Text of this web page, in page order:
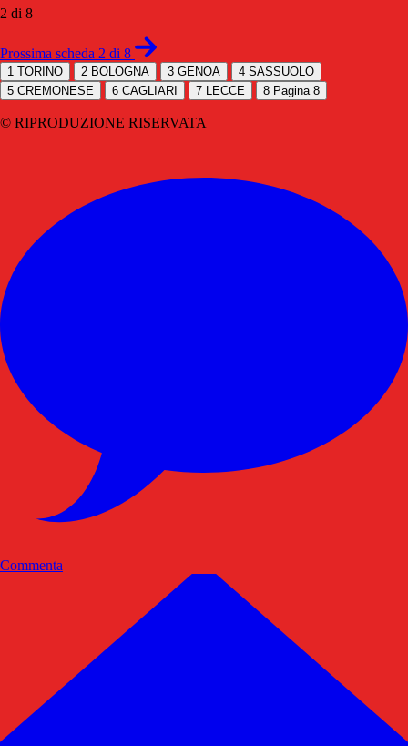
2 di 8
Prossima scheda 2 di 8
1 TORINO 2 BOLOGNA 3 GENOA 4 SASSUOLO
5 CREMONESE 6 CAGLIARI 7 LECCE 8 Pagina 8
© RIPRODUZIONE RISERVATA
Commenta